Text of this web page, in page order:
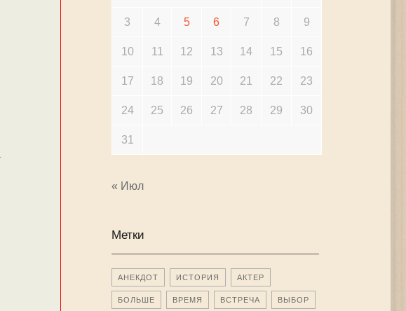
3 4 5 6 7 8 9
10 11 12 13 14 15 16
17 18 19 20 21 22 23
24 25 26 27 28 29 30
31
« Июл
Метки
АНЕКДОТ ИСТОРИЯ АКТЕР
БОЛЬШЕ ВРЕМЯ ВСТРЕЧА ВЫБОР